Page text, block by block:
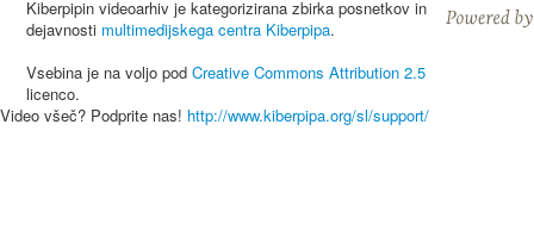
Kiberpipin videoarhiv je kategorizirana zbirka posnetkov in
dejavnosti multimedijskega centra Kiberpipa.
Vsebina je na voljo pod Creative Commons Attribution 2.5
licenco.
Video všeč? Podprite nas! http://www.kiberpipa.org/sl/support/